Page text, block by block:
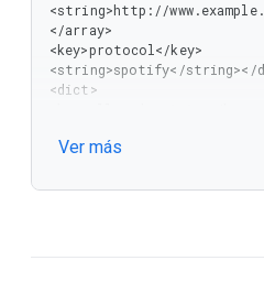
<string>http://
</array>
<key>protocol</key>
<string>spotify</string></
<dict>
<string>https://
</array>
Ver más